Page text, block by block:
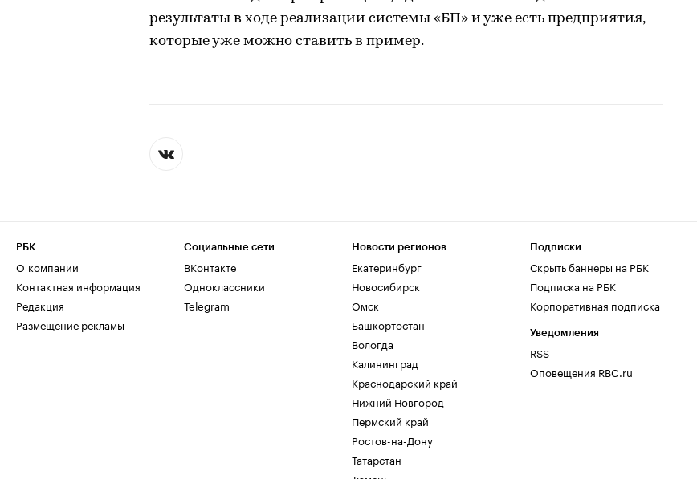
результаты в ходе реализации системы «БП» и уже есть предприятия,
которые уже можно ставить в пример.
РБК
О компании
Контактная информация
Редакция
Размещение рекламы
Социальные сети
ВКонтакте
Одноклассники
Telegram
Новости регионов
Екатеринбург
Новосибирск
Омск
Башкортостан
Вологда
Калининград
Краснодарский край
Нижний Новгород
Пермский край
Ростов-на-Дону
Татарстан
Подписки
Скрыть баннеры на РБК
Подписка на РБК
Корпоративная подписка
Уведомления
RSS
Оповещения RBC.ru